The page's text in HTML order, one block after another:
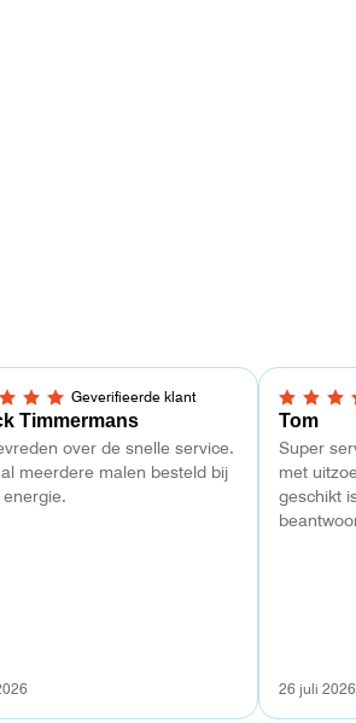
Geverifieerde klant
5 sterren
Timmermans
over de snelle service.
meerdere malen besteld bij
energie.
5,0 van
Tom
Super
met
geschikt
26 juli 2026